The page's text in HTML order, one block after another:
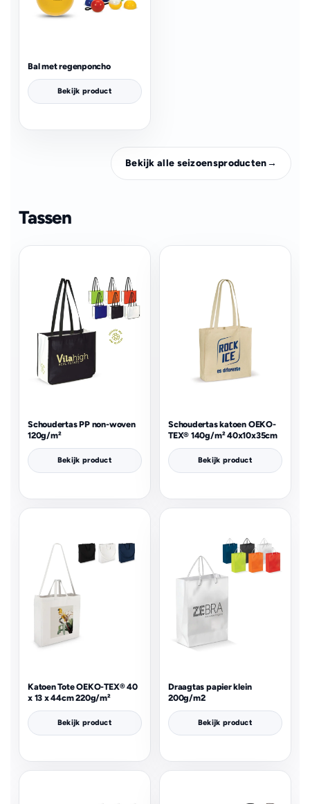
Bal met regenponcho
Bekijk product
Bekijk alle seizoensproducten→
Tassen
Schoudertas PP non-woven
120g/m²
Bekijk product
Schoudertas katoen OEKO-
TEX® 140g/m² 40x10x35cm
Bekijk product
Katoen Tote OEKO-TEX® 40
x 13 x 44cm 220g/m²
Bekijk product
Draagtas papier klein
200g/m2
Bekijk product